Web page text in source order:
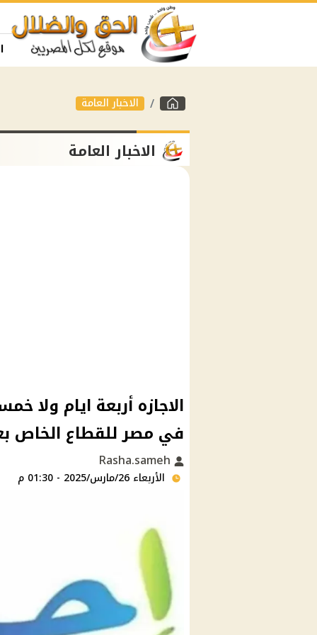
الاخبار العامة
الاخبار العامة
في مصر للقطاع الخاص
الأربعاء 26/مارس/2025 - 01:30 م